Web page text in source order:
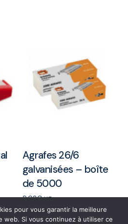
Agrafes 26/6
galvanisées – boîte
de 5000
9.02€ H.T
Add to cart
pour vous garantir la meilleure
web. Si vous continuez à utiliser ce